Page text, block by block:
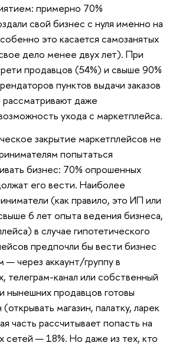
примерно 70%
свой бизнес с нуля именно на
это касается самозанятых
дело менее двух лет). При
продавцов (54%) и свыше 90%
пунктов выдачи заказов
даже
ухода с маркетплейса.
закрытие маркетплейсов не
попытаться
бизнес: 70% опрошенных
его вести. Наиболее
(как правило, это ИП или
6 лет опыта ведения бизнеса,
в случае гипотетического
предпочли бы вести бизнес
через аккаунт/группу в
телеграм-канал или собственный
нынешних продавцов готовы
магазин, палатку, ларек
часть рассчитывает попасть на
сетей — 18%. Но даже из тех, кто